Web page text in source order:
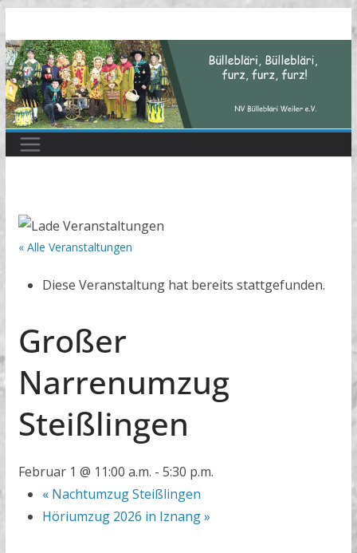
Inhalt
springen
« Alle Veranstaltungen
Diese Veranstaltung hat bereits stattgefunden.
Großer
Narrenumzug
Steißlingen
Februar 1 @ 11:00 a.m. - 5:30 p.m.
«Nachtumzug Steißlingen
Höriumzug 2026 in Iznang»